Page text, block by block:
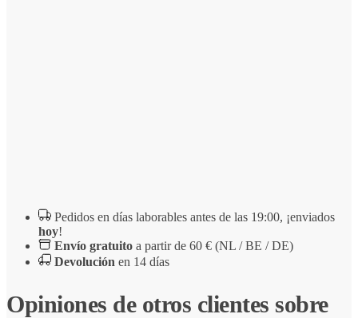
Pedidos en días laborables antes de las 19:00, ¡enviados
hoy!
Envío gratuito a partir de 60 € (NL / BE / DE)
Devolución en 14 días
Opiniones de otros clientes sobre